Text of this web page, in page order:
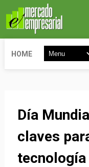
HOME
Día
claves